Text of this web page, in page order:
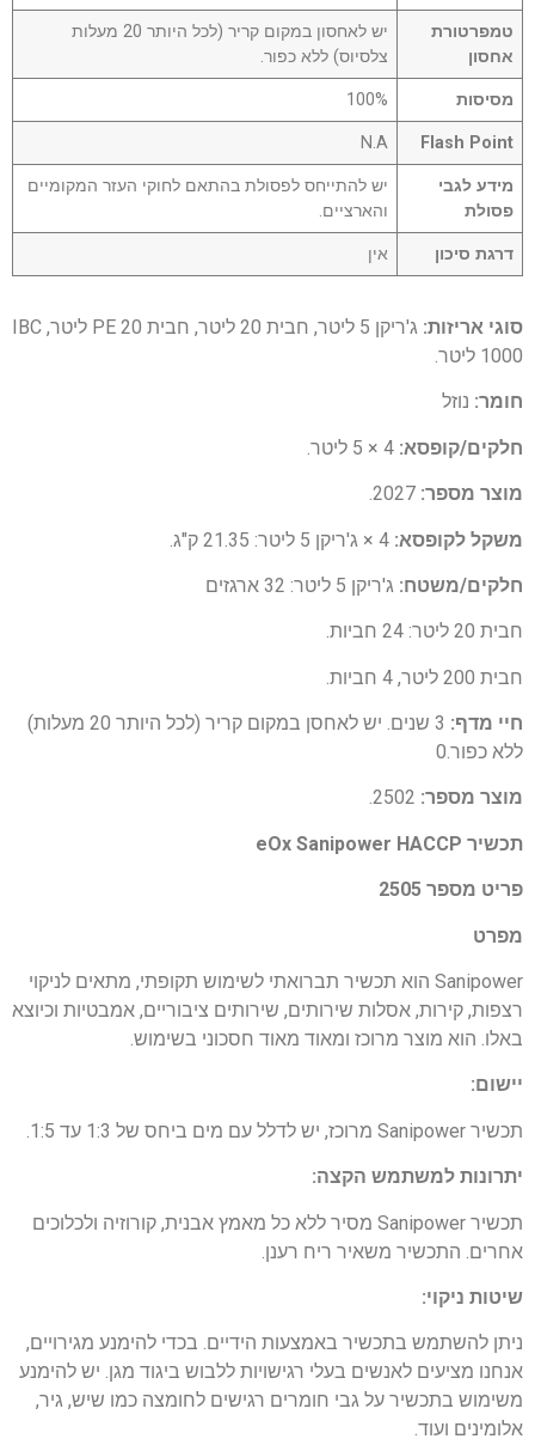
טמפרטורת
אחסון
יש לאחסון במקום קריר (לכל היותר 20 מעלות
צלסיוס) ללא כפור.
מסיסות 100%
Flash Point
N.A
מידע לגבי
פסולת
יש להתייחס לפסולת בהתאם לחוקי העזר המקומיים
והארציים.
דרגת סיכון אין
סוגי אריזות:
ג'ריקן 5 ליטר, חבית 20 ליטר, חבית PE 20 ליטר, IBC
1000 ליטר.
חומר: נוזל
חלקים/קופסא:
מוצר מספר:
משקל לקופסא:
חלקים/משטח: ג'ריקן 5 ליטר: 32 ארגזים
חבית 20 ליטר: 24 חביות.
חבית 200 ליטר, 4 חביות.
חיי מדף:
3 שנים. יש לאחסן במקום קריר (לכל היותר 20 מעלות)
ללא כפור.0
מוצר מספר:
תכשיר eOx Sanipower HACCP
פריט מספר 2505
מפרט
Sanipower הוא תכשיר תברואתי לשימוש תקופתי, מתאים לניקוי
רצפות, קירות, אסלות שירותים, שירותים ציבוריים, אמבטיות וכיוצא
באלו. הוא מוצר מרוכז ומאוד מאוד חסכוני בשימוש.
יישום:
תכשיר Sanipower מרוכז, יש לדלל עם מים ביחס של 1:3 עד 1:5.
יתרונות למשתמש הקצה:
תכשיר Sanipower מסיר ללא כל מאמץ אבנית, קורוזיה ולכלוכים
אחרים. התכשיר משאיר ריח רענן.
שיטות ניקוי:
ניתן להשתמש בתכשיר באמצעות הידיים. בכדי להימנע מגירויים,
אנחנו מציעים לאנשים בעלי רגישויות ללבוש ביגוד מגן. יש להימנע
משימוש בתכשיר על גבי חומרים רגישים לחומצה כמו שיש, גיר,
אלומינים ועוד.